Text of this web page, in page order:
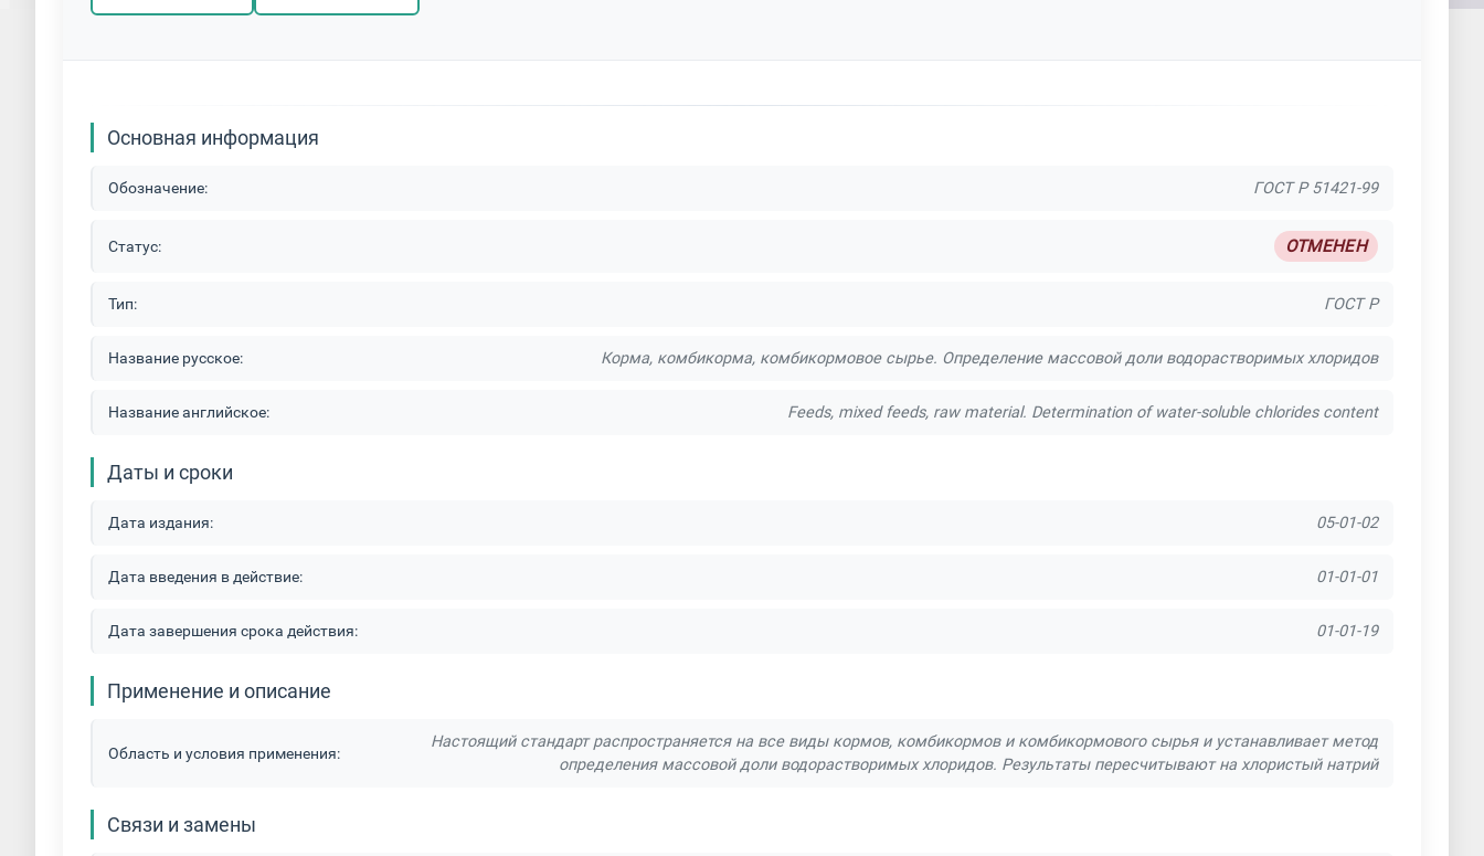
Основная информация
Обозначение: ГОСТ Р 51421-99
Статус: ОТМЕНЕН
Тип: ГОСТ Р
Название русское: Корма, комбикорма, комбикормовое сырье. Определение массовой доли водорастворимых хлоридов
Название английское: Feeds, mixed feeds, raw material. Determination of water-soluble chlorides content
Даты и сроки
Дата издания: 05-01-02
Дата введения в действие: 01-01-01
Дата завершения срока действия: 01-01-19
Применение и описание
Область и условия применения:
Настоящий стандарт распространяется на все виды кормов, комбикормов и комбикормового сырья и устанавливает метод
определения массовой доли водорастворимых хлоридов. Результаты пересчитывают на хлористый натрий
Связи и замены